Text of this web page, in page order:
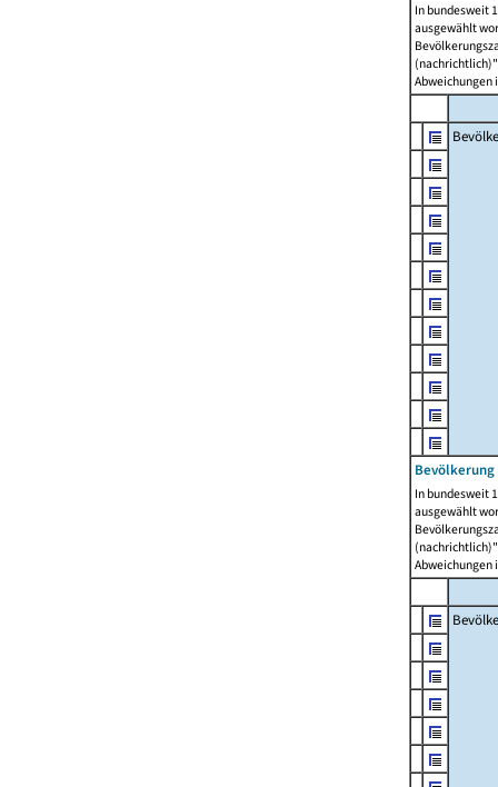
In bundesweit
ausgewählt
Abweichungen
In bundesweit
ausgewählt
Abweichungen